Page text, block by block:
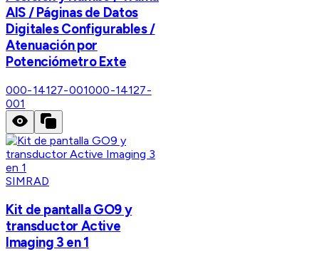
AIS / Páginas de Datos
Digitales Configurables /
Atenuación por
Potenciómetro Exte
000-14127-001000-14127-
001
SIMRAD
Kit de pantalla GO9 y
transductor Active
Imaging 3 en 1